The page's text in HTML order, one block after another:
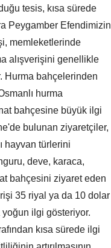
tesis, kısa sürede
Peygamber Efendimizin
memleketlerinde
alışverişini genellikle
Hurma bahçelerinden
hurma
bahçesine büyük ilgi
bulunan ziyaretçiler,
hayvan türlerini
deve, karaca,
bahçesini ziyaret eden
35 riyal ya da 10 dolar
ilgi gösteriyor.
kısa sürede ilgi